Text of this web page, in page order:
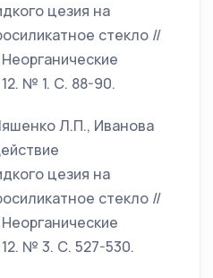
цезия на
стекло //
№ 1. С. 88-90.
Л.П., Иванова
цезия на
стекло //
№ 3. С. 527-530.